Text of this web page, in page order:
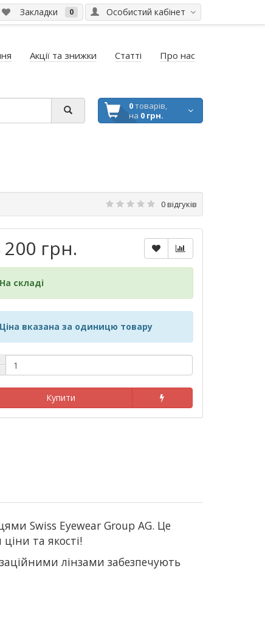
Особистий кабінет
Закладки 0
Акції та знижки Статті Про нас
0товарів,
на 0 грн.
0 відгуків
200 грн.
На складі
Ціна вказана за одиницю товару
Купити
Swiss Eyewear Group AG. Це
та якості!
лінзами забезпечують